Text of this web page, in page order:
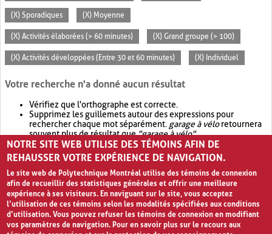
(X) Sporadiques (X) Moyenne
(X) Activités élaborées (> 60 minutes) (X) Grand groupe (> 100)
(X) Activités développées (Entre 30 et 60 minutes) (X) Individuel
Votre recherche n'a donné aucun résultat
Vérifiez que l'orthographe est correcte.
Supprimez les guillemets autour des expressions pour
rechercher chaque mot séparément. garage à véloretournera
souvent plus de résultat que"garage à vélo".
Envisagez d'élargir votre recherche avec OR.garage OR vélo
retournera souvent plus de résultat quegarage à vélo
NOTRE SITE WEB UTILISE DES TÉMOINS AFIN DE
REHAUSSER VOTRE EXPÉRIENCE DE NAVIGATION.
Le site web de Polytechnique Montréal utilise des témoins de connexion
afin de recueillir des statistiques générales et offrir une meilleure
expérience à ses visiteurs. En naviguant sur le site, vous acceptez
l’utilisation de ces témoins selon les modalités spécifiées aux conditions
d’utilisation. Vous pouvez refuser les témoins de connexion en modifiant
vos paramètres de navigation. Pour en savoir plus sur le recours aux